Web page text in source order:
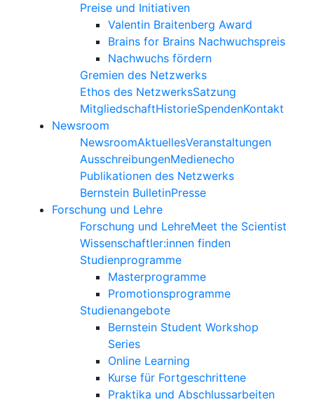
Preise und Initiativen
Valentin Braitenberg Award
Brains for Brains Nachwuchspreis
Nachwuchs fördern
Gremien des Netzwerks
Ethos des NetzwerksSatzung
MitgliedschaftHistorieSpendenKontakt
Newsroom
NewsroomAktuellesVeranstaltungen
AusschreibungenMedienecho
Publikationen des Netzwerks
Bernstein BulletinPresse
Forschung und Lehre
Forschung und LehreMeet the Scientist
Wissenschaftler:innen finden
Studienprogramme
Masterprogramme
Promotionsprogramme
Studienangebote
Bernstein Student Workshop
Series
Online Learning
Kurse für Fortgeschrittene
Praktika und Abschlussarbeiten